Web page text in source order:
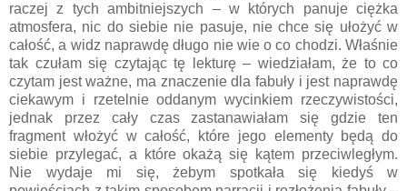
raczej z tych ambitniejszych – w których panuje ciężka
atmosfera, nic do siebie nie pasuje, nie chce się ułożyć w
całość, a widz naprawdę długo nie wie o co chodzi. Właśnie
tak czułam się czytając tę lekturę – wiedziałam, że to co
czytam jest ważne, ma znaczenie dla fabuły i jest naprawdę
ciekawym i rzetelnie oddanym wycinkiem rzeczywistości,
jednak przez cały czas zastanawiałam się gdzie ten
fragment włożyć w całość, które jego elementy będą do
siebie przylegać, a które okażą się kątem przeciwległym.
Nie wydaje mi się, żebym spotkała się kiedyś w